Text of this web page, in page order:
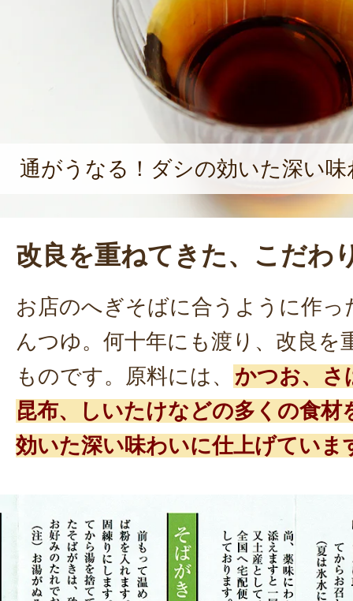
通がうなる！ダシの効いた深い味
改良を重ねてきた、こだわ
お店のへぎそばに合うように作
んつゆ。何十年にも渡り、改良を
ものです。原料には、 かつお、さ
昆布、しいたけなどの多くの食材
効いた深い味わいに仕上げていま